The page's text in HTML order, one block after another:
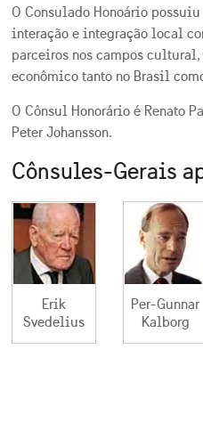
O Consulado Honoário
interação e integração local
parceiros nos campos
econômico tanto no Brasil
O Cônsul Honorário é Renato
Peter Johansson.
Cônsules-Gerais
Erik
Svedelius
Per-Gunnar
Kalborg